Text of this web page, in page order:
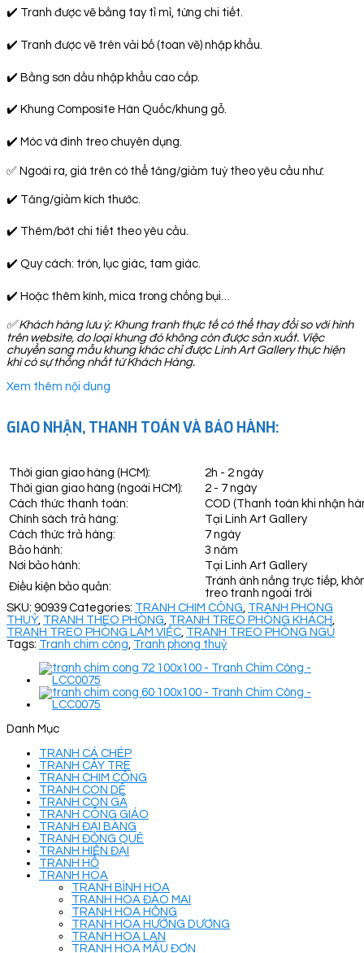
✔️ Tranh được vẽ bằng tay tỉ mỉ, từng chi tiết.
✔️ Tranh được vẽ trên vải bố (toan vẽ) nhập khẩu.
✔️ Bằng sơn dầu nhập khẩu cao cấp.
✔️ Khung Composite Hàn Quốc/khung gỗ.
✔️ Móc và đinh treo chuyên dụng.
✅ Ngoài ra, giá trên có thể tăng/giảm tuỳ theo yêu cầu như:
✔️ Tăng/giảm kích thước.
✔️ Thêm/bớt chi tiết theo yêu cầu.
✔️ Quy cách: tròn, lục giác, tam giác.
✔️ Hoặc thêm kính, mica trong chống bụi…
✅Khách hàng lưu ý: Khung tranh thực tế có thể thay đổi so với hình
trên website, do loại khung đó không còn được sản xuất. Việc
chuyển sang mẫu khung khác chỉ được Linh Art Gallery thực hiện
khi có sự thống nhất từ Khách Hàng.
Xem thêm nội dung
GIAO NHẬN, THANH TOÁN VÀ BẢO HÀNH:
Thời gian giao hàng (HCM):
2h - 2 ngày
Thời gian giao hàng (ngoài HCM):
2 - 7 ngày
Cách thức thanh toán:
COD (Thanh toán khi nhận
Chính sách trả hàng:
Tại Linh Art Gallery
Cách thức trả hàng:
7 ngày
Bảo hành:
3 năm
Nơi bảo hành:
Tại Linh Art Gallery
Điều kiện bảo quản:
Tránh ánh nắng trực tiếp,
treo tranh ngoài trời
SKU: 90939 Categories: TRANH CHIM CÔNG TRANH PHONG
THUỶ TRANH THEO PHÒNG TRANH TREO PHÒNG KHÁCH
TRANH TREO PHÒNG LÀM VIỆC TRANH TREO PHÒNG NGỦ
Tags: Tranh chim công Tranh phong thuỷ
Danh Mục
TRANH CÁ CHÉP
TRANH CÂY TRE
TRANH CHIM CÔNG
TRANH CON DÊ
TRANH CON GÀ
TRANH CÔNG GIÁO
TRANH ĐẠI BÀNG
TRANH ĐỒNG QUÊ
TRANH HIỆN ĐẠI
TRANH HỔ
TRANH HOA
TRANH BÌNH HOA
TRANH HOA ĐÀO MAI
TRANH HOA HỒNG
TRANH HOA HƯỚNG DƯƠNG
TRANH HOA LAN
TRANH HOA MẪU ĐƠN